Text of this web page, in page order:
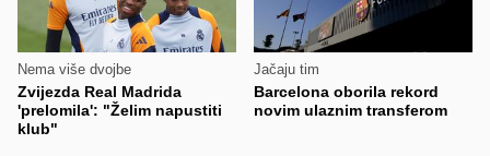
Nema više dvojbe
Zvijezda Real Madrida
'prelomila': "Želim napustiti
klub"
Jačaju tim
Barcelona oborila rekord
novim ulaznim transferom